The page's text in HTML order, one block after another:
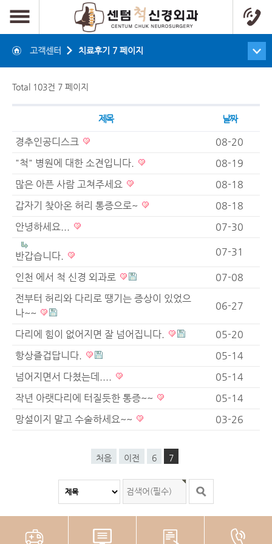
고객센터 치료후기 7 페이지
Total 103건 7 페이지
제목 날짜
경추인공디스크
08-20
"척" 병원에 대한 소견입니다.
08-19
많은 아픈 사람 고쳐주세요
08-18
갑자기 찾아온 허리 통증으로~
08-18
안녕하세요...
07-30
반갑습니다. 07-31
인천 에서 척 신경 외과로
07-08
전부터 허리와 다리로 땡기는 증상이 있었으
나~~
06-27
다리에 힘이 없어지면 잘 넘어집니다.
05-20
항상즐겁답니다.
05-14
넘어지면서 다쳤는데....
05-14
작년 아랫다리에 터질듯한 통증~~
05-14
망설이지 말고 수술하세요~~
03-26
처음 이전 6 7